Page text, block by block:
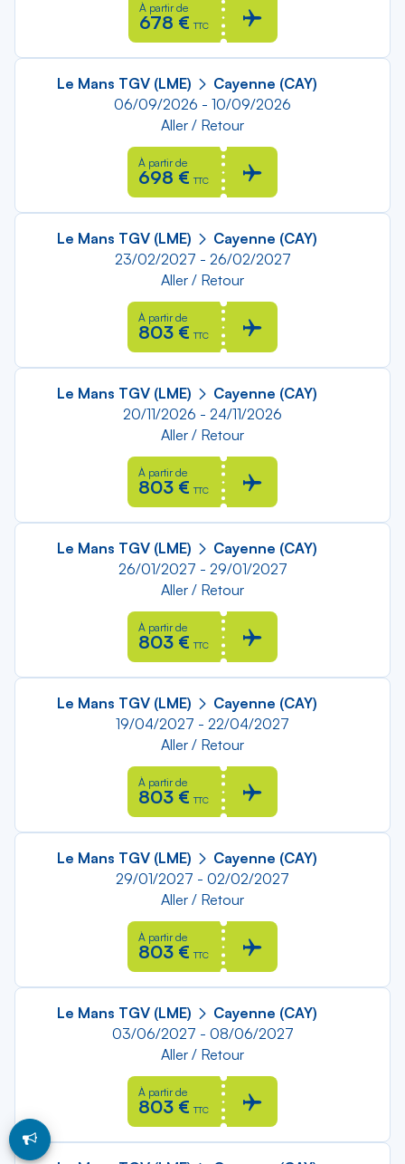
À partir de
678 € TTC
Le Mans TGV (LME)
Cayenne (CAY)
06/09/2026 - 10/09/2026
Aller / Retour
À partir de
698 € TTC
Le Mans TGV (LME)
Cayenne (CAY)
23/02/2027 - 26/02/2027
Aller / Retour
À partir de
803 € TTC
Le Mans TGV (LME)
Cayenne (CAY)
20/11/2026 - 24/11/2026
Aller / Retour
À partir de
803 € TTC
Le Mans TGV (LME)
Cayenne (CAY)
26/01/2027 - 29/01/2027
Aller / Retour
À partir de
803 € TTC
Le Mans TGV (LME)
Cayenne (CAY)
19/04/2027 - 22/04/2027
Aller / Retour
À partir de
803 € TTC
Le Mans TGV (LME)
Cayenne (CAY)
29/01/2027 - 02/02/2027
Aller / Retour
À partir de
803 € TTC
Le Mans TGV (LME)
Cayenne (CAY)
03/06/2027 - 08/06/2027
Aller / Retour
À partir de
803 € TTC